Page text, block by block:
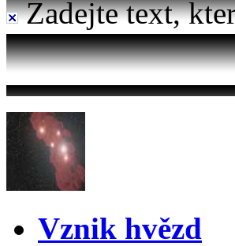
Zadejte text,
Vznik hvězd